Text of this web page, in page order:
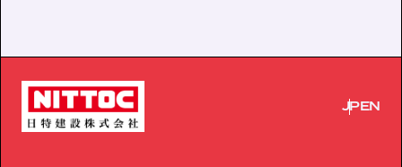
JPEN